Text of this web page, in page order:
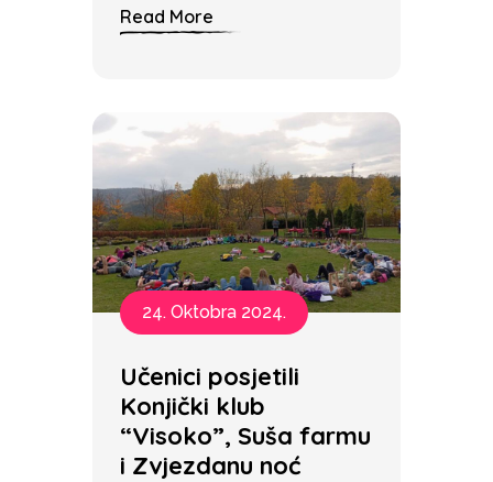
Read More
24. Oktobra 2024.
Učenici posjetili
Konjički klub
“Visoko”, Suša farmu
i Zvjezdanu noć